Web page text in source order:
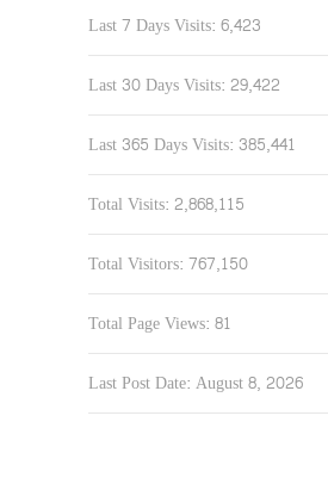
Last 7 Days Visits: 6,423
Last 30 Days Visits: 29,422
Last 365 Days Visits: 385,441
Total Visits: 2,868,115
Total Visitors: 767,150
Total Page Views: 81
Last Post Date: August 8, 2026